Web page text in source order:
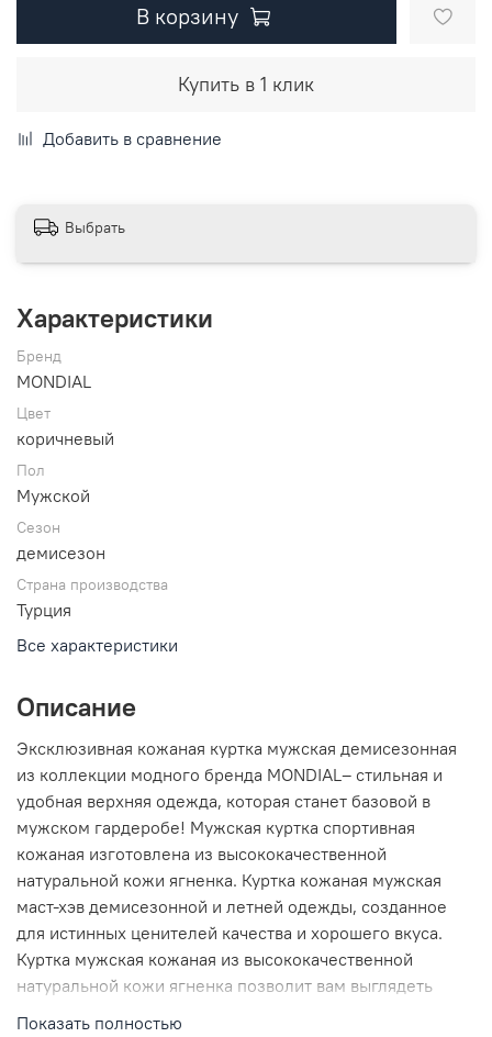
В корзину
Купить в 1 клик
Добавить в сравнение
Выбрать
Характеристики
Бренд
MONDIAL
Цвет
коричневый
Пол
Мужской
Сезон
демисезон
Страна производства
Турция
Все характеристики
Описание
Эксклюзивная кожаная куртка мужская демисезонная
из коллекции модного бренда MONDIAL– стильная и
удобная верхняя одежда, которая станет базовой в
мужском гардеробе! Мужская куртка спортивная
кожаная изготовлена из высококачественной
натуральной кожи ягненка. Куртка кожаная мужская
маст-хэв демисезонной и летней одежды, созданное
для истинных ценителей качества и хорошего вкуса.
Куртка мужская кожаная из высококачественной
натуральной кожи ягненка позволит вам выглядеть
Показать полностью